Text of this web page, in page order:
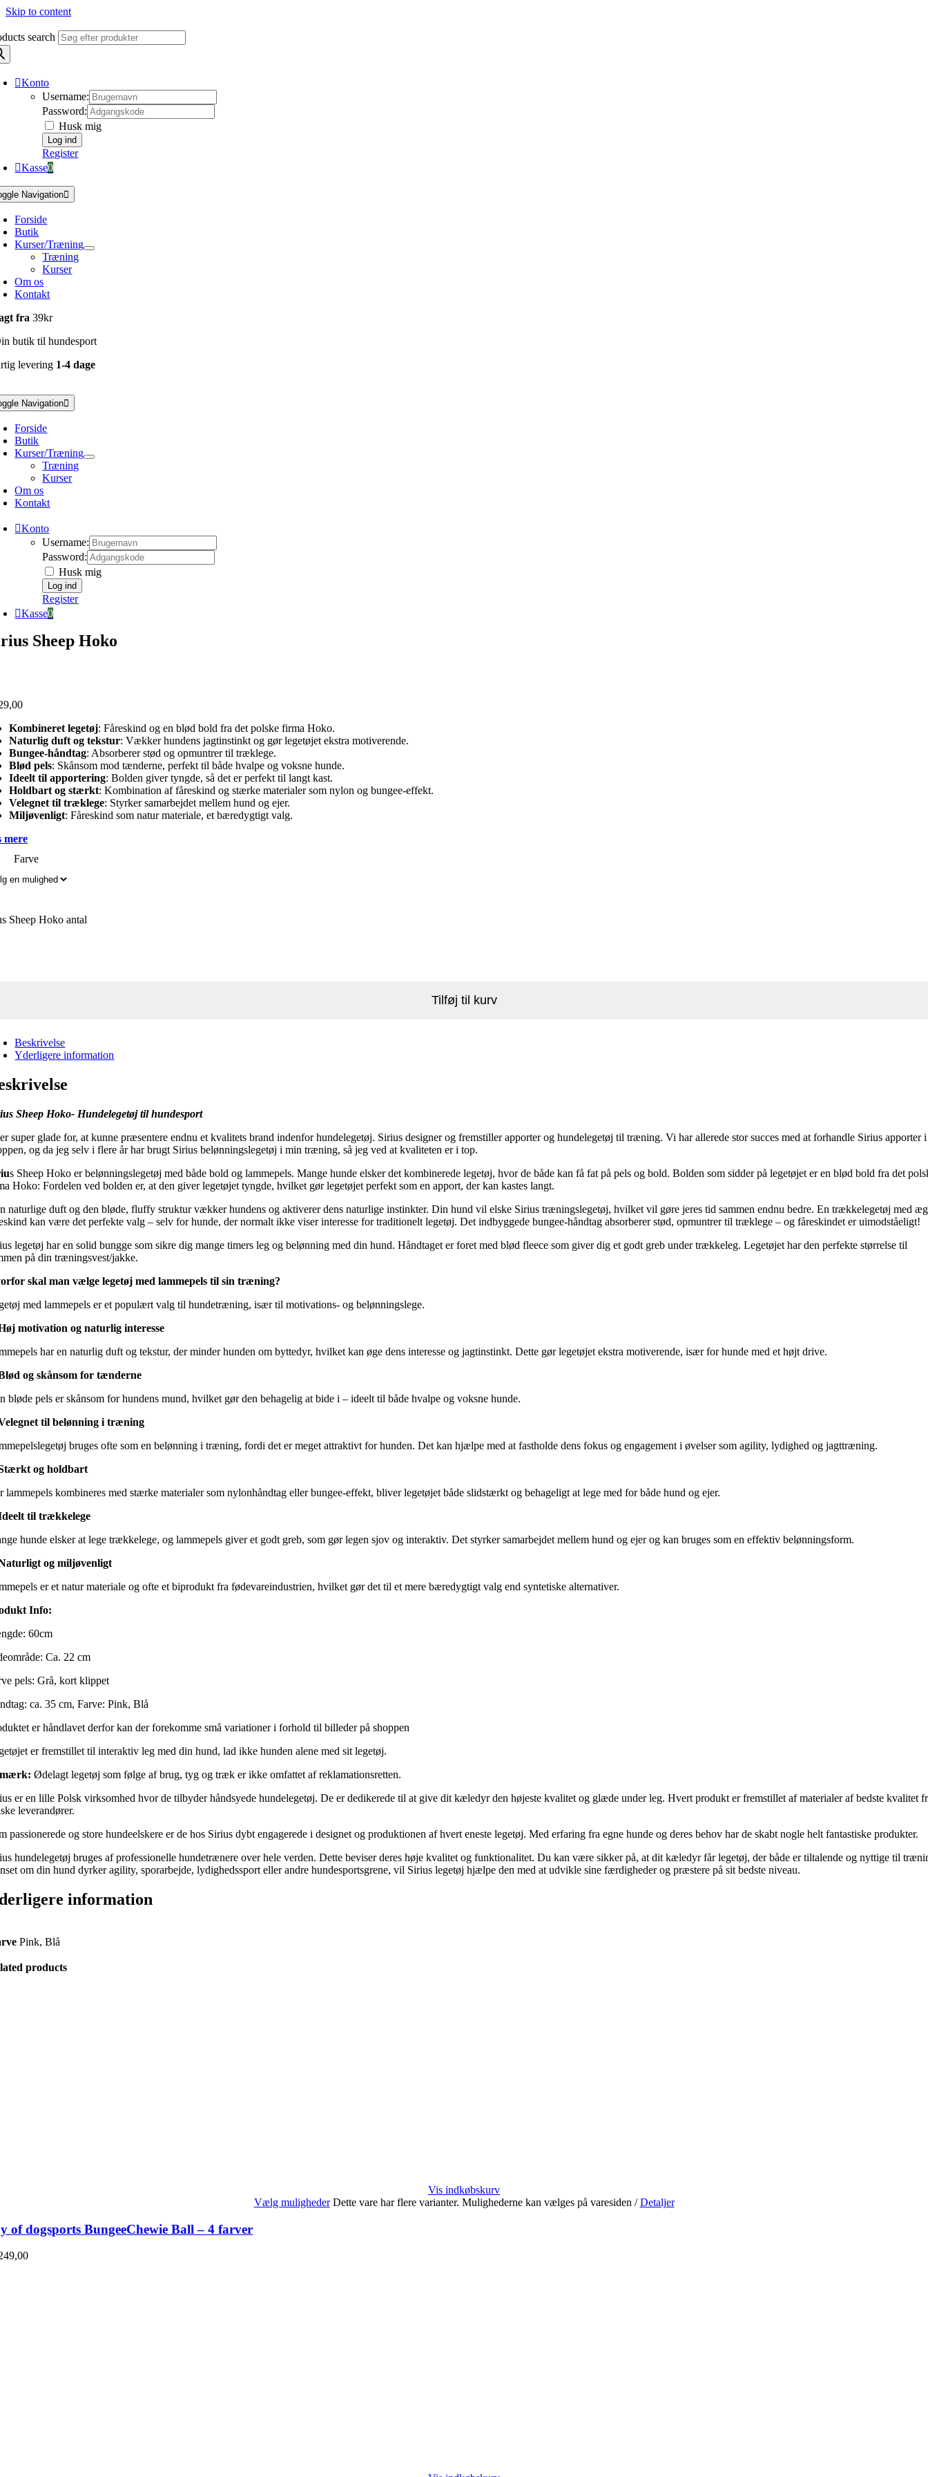
Skip to content
search
Konto
Username:
Password:
Husk mig
Register
Kasse0
Navigation
Forside
Butik
Kurser/Træning
Træning
Kurser
Om os
Kontakt
fra39kr
butik til hundesport
levering 1-4 dage
Navigation
Forside
Butik
Kurser/Træning
Træning
Kurser
Om os
Kontakt
Konto
Username:
Password:
Husk mig
Register
Kasse0
Sheep Hoko
Kombineret legetøj: Fåreskind og en blød bold fra det polske firma Hoko.
Naturlig duft og tekstur: Vækker hundens jagtinstinkt og gør legetøjet ekstra motiverende.
Bungee-håndtag: Absorberer stød og opmuntrer til træklege.
Blød pels: Skånsom mod tænderne, perfekt til både hvalpe og voksne hunde.
Ideelt til apportering: Bolden giver tyngde, så det er perfekt til langt kast.
Holdbart og stærkt: Kombination af fåreskind og stærke materialer som nylon og bungee-effekt.
Velegnet til træklege: Styrker samarbejdet mellem hund og ejer.
Miljøvenligt: Fåreskind som natur materiale, et bæredygtigt valg.
mere
Farve
Sheep Hoko antal
Tilføj til kurv
Beskrivelse
Yderligere information
Sheep Hoko- Hundelegetøj til hundesport
super glade for, at kunne præsentere endnu et kvalitets brand indenfor hundelegetøj. Sirius designer og fremstiller apporter og hundelegetøj til træning. Vi har allerede stor succes med at forhandle Sirius apporter i
og da jeg selv i flere år har brugt Sirius belønningslegetøj i min træning, så jeg ved at kvaliteten er i top.
s Sheep Hoko er belønningslegetøj med både bold og lammepels. Mange hunde elsker det kombinerede legetøj, hvor de både kan få fat på pels og bold. Bolden som sidder på legetøjet er en blød bold fra det
Hoko: Fordelen ved bolden er, at den giver legetøjet tyngde, hvilket gør legetøjet perfekt som en apport, der kan kastes langt.
naturlige duft og den bløde, fluffy struktur vækker hundens og aktiverer dens naturlige instinkter. Din hund vil elske Sirius træningslegetøj, hvilket vil gøre jeres tid sammen endnu bedre. En trækkelegetøj med
kan være det perfekte valg – selv for hunde, der normalt ikke viser interesse for traditionelt legetøj. Det indbyggede bungee-håndtag absorberer stød, opmuntrer til træklege – og fåreskindet er uimodståeligt!
legetøj har en solid bungge som sikre dig mange timers leg og belønning med din hund. Håndtaget er foret med blød fleece som giver dig et godt greb under trækkeleg. Legetøjet har den perfekte størrelse til
på din træningsvest/jakke.
skal man vælge legetøj med lammepels til sin træning?
med lammepels er et populært valg til hundetræning, især til motivations- og belønningslege.
motivation og naturlig interesse
har en naturlig duft og tekstur, der minder hunden om byttedyr, hvilket kan øge dens interesse og jagtinstinkt. Dette gør legetøjet ekstra motiverende, især for hunde med et højt drive.
og skånsom for tænderne
bløde pels er skånsom for hundens mund, hvilket gør den behagelig at bide i – ideelt til både hvalpe og voksne hunde.
til belønning i træning
bruges ofte som en belønning i træning, fordi det er meget attraktivt for hunden. Det kan hjælpe med at fastholde dens fokus og engagement i øvelser som agility, lydighed og jagttræning.
og holdbart
lammepels kombineres med stærke materialer som nylonhåndtag eller bungee-effekt, bliver legetøjet både slidstærkt og behageligt at lege med for både hund og ejer.
til trækkelege
hunde elsker at lege trækkelege, og lammepels giver et godt greb, som gør legen sjov og interaktiv. Det styrker samarbejdet mellem hund og ejer og kan bruges som en effektiv belønningsform.
og miljøvenligt
er et natur materiale og ofte et biprodukt fra fødevareindustrien, hvilket gør det til et mere bæredygtigt valg end syntetiske alternativer.
Info:
60cm
Ca. 22 cm
pels: Grå, kort klippet
ca. 35 cm, Farve: Pink, Blå
er håndlavet derfor kan der forekomme små variationer i forhold til billeder på shoppen
er fremstillet til interaktiv leg med din hund, lad ikke hunden alene med sit legetøj.
Ødelagt legetøj som følge af brug, tyg og træk er ikke omfattet af reklamationsretten.
er en lille Polsk virksomhed hvor de tilbyder håndsyede hundelegetøj. De er dedikerede til at give dit kæledyr den højeste kvalitet og glæde under leg. Hvert produkt er fremstillet af materialer af bedste kvalitet
leverandører.
passionerede og store hundeelskere er de hos Sirius dybt engagerede i designet og produktionen af hvert eneste legetøj. Med erfaring fra egne hunde og deres behov har de skabt nogle helt fantastiske produkter.
hundelegetøj bruges af professionelle hundetrænere over hele verden. Dette beviser deres høje kvalitet og funktionalitet. Du kan være sikker på, at dit kæledyr får legetøj, der både er tiltalende og nyttige til
om din hund dyrker agility, sporarbejde, lydighedssport eller andre hundesportsgrene, vil Sirius legetøj hjælpe den med at udvikle sine færdigheder og præstere på sit bedste niveau.
information
Pink, Blå
products
Vis indkøbskurv
Vælg muligheder Dette vare har flere varianter. Mulighederne kan vælges på varesiden / Detaljer
of dogsports BungeeChewie Ball – 4 farver